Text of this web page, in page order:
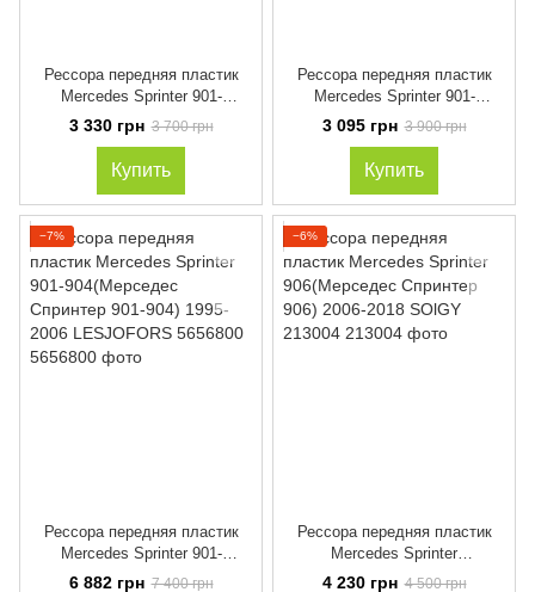
Рессора передняя пластик
Mercedes Sprinter 901-
904(Мерседес Спринтер 901-
904) 1995-2006 BSG 60-375-
3 330 грн 3 700 грн
Купить
Рессора передняя пластик
Mercedes Sprinter 901-
904(Мерседес Спринтер 901-
904) 1995-2006 SOLGY 213001
3 095 грн 3 900 грн
Купить
−7%
Рессора передняя пластик
Mercedes Sprinter 901-
904(Мерседес Спринтер 901-
6 882 грн 7 400 грн
−6%
Рессора передняя пластик
Mercedes Sprinter
906(Мерседес Спринтер 906)
4 230 грн 4 500 грн